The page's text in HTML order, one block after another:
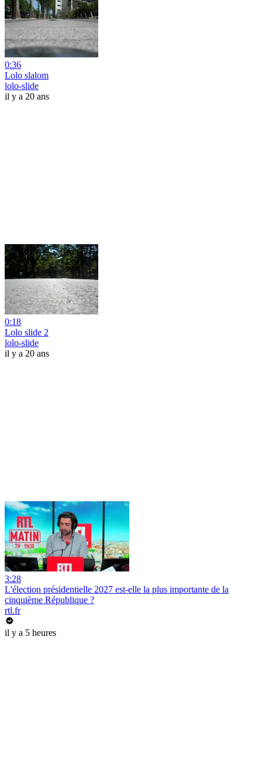
0:36
Lolo slalom
lolo-slide
il y a 20 ans
0:18
Lolo slide 2
lolo-slide
il y a 20 ans
3:28
L'élection présidentielle 2027 est-elle la plus importante de la
cinquième République ?
rtl.fr
il y a 5 heures